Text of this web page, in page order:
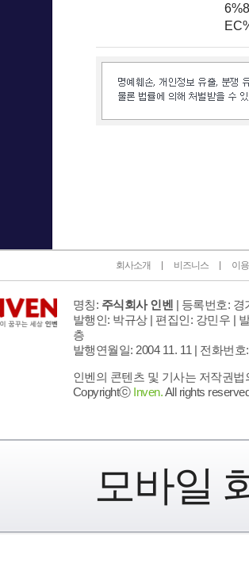
회사소개 비즈니스 이
명칭: 주식회사 인벤 | 등록번호: 경
발행인: 박규상 | 편집인: 강민우 |
층
발행연월일: 2004 11. 11 | 전화번호
인벤의 콘텐츠 및 기사는 저작권
Copyrightⓒ Inven.All rights
모바일